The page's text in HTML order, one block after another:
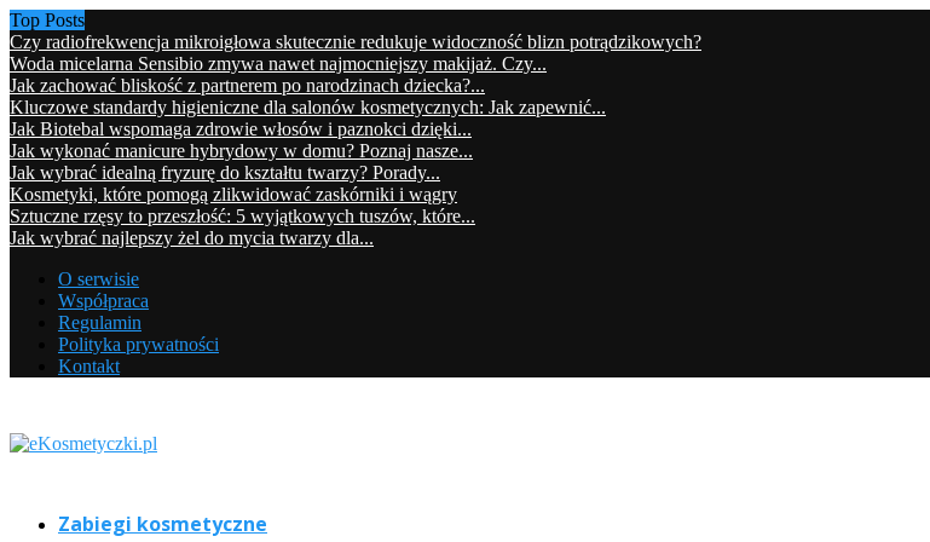
Top Posts
Czy radiofrekwencja mikroigłowa skutecznie redukuje widoczność blizn potrądzikowych?
Woda micelarna Sensibio zmywa nawet najmocniejszy makijaż. Czy...
Jak zachować bliskość z partnerem po narodzinach dziecka?...
Kluczowe standardy higieniczne dla salonów kosmetycznych: Jak zapewnić...
Jak Biotebal wspomaga zdrowie włosów i paznokci dzięki...
Jak wykonać manicure hybrydowy w domu? Poznaj nasze...
Jak wybrać idealną fryzurę do kształtu twarzy? Porady...
Kosmetyki, które pomogą zlikwidować zaskórniki i wągry
Sztuczne rzęsy to przeszłość: 5 wyjątkowych tuszów, które...
Jak wybrać najlepszy żel do mycia twarzy dla...
O serwisie
Współpraca
Regulamin
Polityka prywatności
Kontakt
Zabiegi kosmetyczne